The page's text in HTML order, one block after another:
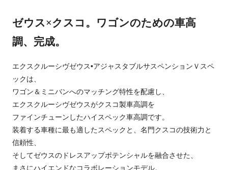
ゼウス×クスコ。ワゴンのための車高
調、完成。
エクスクルーシヴゼウス•アジャスタブルサスペンションＶスペ
ックは、
ワゴン＆ミニバンへのマッチング特性を配慮し、
エクスクルーシヴゼウスがクスコ製車高調を
ファインチューンしたハイスペック車高調です。
装着する車種に最も適したスペックと、名門クスコの技術力と
信頼性、
そしてゼウスのドレスアップポテンシャルを融合させた、
まさにハイエンドなコラボレーションモデル。